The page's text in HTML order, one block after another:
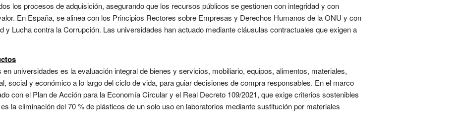
los procesos de adquisición, asegurando que los recursos públicos se gestionen con integridad y con
En España, se alinea con los Principios Rectores sobre Empresas y Derechos Humanos de la ONU y con
y Lucha contra la Corrupción. Las universidades han actuado mediante cláusulas contractuales que exigen a
universidades es la evaluación integral de bienes y servicios, mobiliario, equipos, alimentos, materiales,
social y económico a lo largo del ciclo de vida, para guiar decisiones de compra responsables. En el marco
con el Plan de Acción para la Economía Circular y el Real Decreto 109/2021, que exige criterios sostenibles
la eliminación del 70 % de plásticos de un solo uso en laboratorios mediante sustitución por materiales